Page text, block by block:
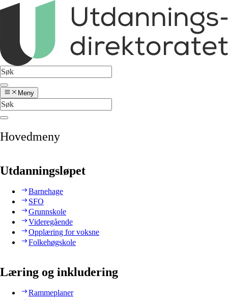
Meny
Hovedmeny
Utdanningsløpet
Barnehage
SFO
Grunnskole
Videregående
Opplæring for voksne
Folkehøgskole
Læring og inkludering
Rammeplaner